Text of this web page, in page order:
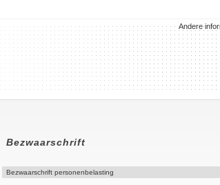
Andere
Bezwaarschrift